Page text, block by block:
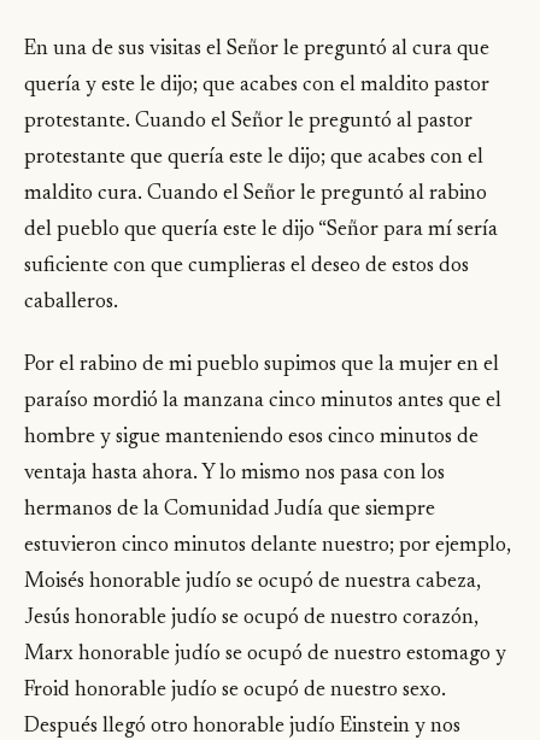
En una de sus visitas el Señor le preguntó al cura que
quería y este le dijo; que acabes con el maldito pastor
protestante. Cuando el Señor le preguntó al pastor
protestante que quería este le dijo; que acabes con el
maldito cura. Cuando el Señor le preguntó al rabino
del pueblo que quería este le dijo “Señor para mí sería
suficiente con que cumplieras el deseo de estos dos
caballeros.
Por el rabino de mi pueblo supimos que la mujer en el
paraíso mordió la manzana cinco minutos antes que el
hombre y sigue manteniendo esos cinco minutos de
ventaja hasta ahora. Y lo mismo nos pasa con los
hermanos de la Comunidad Judía que siempre
estuvieron cinco minutos delante nuestro; por ejemplo,
Moisés honorable judío se ocupó de nuestra cabeza,
Jesús honorable judío se ocupó de nuestro corazón,
Marx honorable judío se ocupó de nuestro estomago y
Froid honorable judío se ocupó de nuestro sexo.
Después llegó otro honorable judío Einstein y nos